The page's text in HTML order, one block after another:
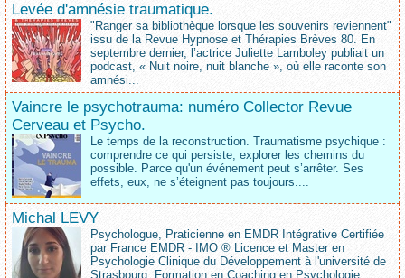
Levée d'amnésie traumatique.
"Ranger sa bibliothèque lorsque les souvenirs reviennent"
issu de la Revue Hypnose et Thérapies Brèves 80. En
septembre dernier, l’actrice Juliette Lamboley publiait un
podcast, « Nuit noire, nuit blanche », où elle raconte son
amnési...
Vaincre le psychotrauma: numéro Collector Revue
Cerveau et Psycho.
Le temps de la reconstruction. Traumatisme psychique :
comprendre ce qui persiste, explorer les chemins du
possible. Parce qu'un événement peut s’arrêter. Ses
effets, eux, ne s’éteignent pas toujours....
Michal LEVY
Psychologue, Praticienne en EMDR Intégrative Certifiée
par France EMDR - IMO ® Licence et Master en
Psychologie Clinique du Développement à l'université de
Strasbourg. Formation en Coaching en Psychologie